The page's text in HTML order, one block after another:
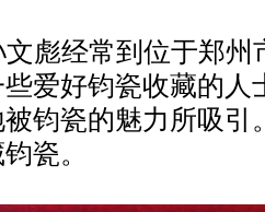
彪经常到位于郑州
爱好钧瓷收藏的人
钧瓷的魅力所吸引
瓷。